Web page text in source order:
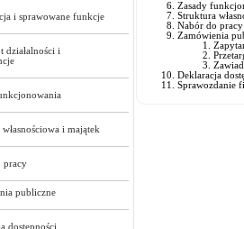
i sprawowane funkcje
działalności i
i majątek
pracy
publiczne
dostępności
Zasady
Struktura
Nabór do pracy
Zamówienia
Deklaracja
Sprawozdanie